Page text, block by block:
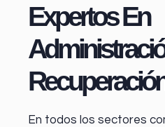
Expertos En
En todos los sectores